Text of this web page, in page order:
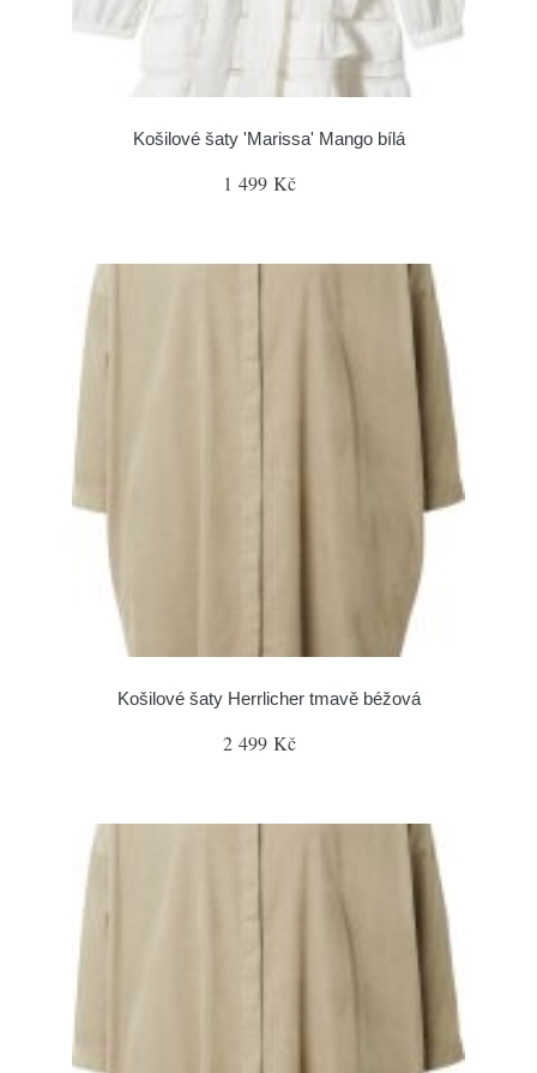
Košilové šaty 'Marissa' Mango bílá
1 499 Kč
Košilové šaty Herrlicher tmavě béžová
2 499 Kč